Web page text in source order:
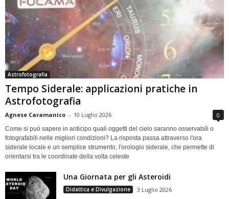
Astrofotografia
Tempo Siderale: applicazioni pratiche in
Astrofotografia
Agnese Caramanico - 10 Luglio 2026 0
Come si può sapere in anticipo quali oggetti del cielo saranno osservabili o
fotografabili nelle migliori condizioni? La risposta passa attraverso l'ora
siderale locale e un semplice strumento, l'orologio siderale, che permette di
orientarsi tra le coordinate della volta celeste
Una Giornata per gli Asteroidi
Didattica e Divulgazione 3 Luglio 2026